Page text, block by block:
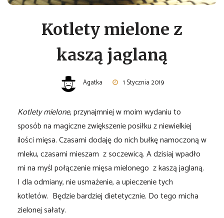
Kotlety mielone z
kaszą jaglaną
Agatka 1 Stycznia 2019
Kotlety mielone, przynajmniej w moim wydaniu to
sposób na magiczne zwiększenie posiłku z niewielkiej
ilości mięsa. Czasami dodaję do nich bułkę namoczoną w
mleku, czasami mieszam z soczewicą. A dzisiaj wpadło
mi na myśl połączenie mięsa mielonego z kaszą jaglaną.
I dla odmiany, nie usmażenie, a upieczenie tych
kotletów. Będzie bardziej dietetycznie. Do tego micha
zielonej sałaty.